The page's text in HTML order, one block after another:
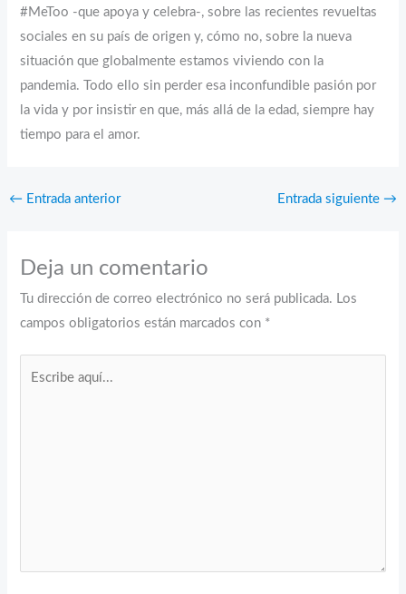
#MeToo -que apoya y celebra-, sobre las recientes revueltas
sociales en su país de origen y, cómo no, sobre la nueva
situación que globalmente estamos viviendo con la
pandemia. Todo ello sin perder esa inconfundible pasión por
la vida y por insistir en que, más allá de la edad, siempre hay
tiempo para el amor.
← Entrada anterior Entrada siguiente →
Deja un comentario
Tu dirección de correo electrónico no será publicada. Los
campos obligatorios están marcados con *